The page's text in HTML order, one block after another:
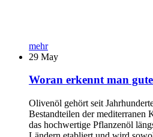
mehr
29 May
Woran erkennt man
Olivenöl gehört seit
Bestandteilen der mediterranen
das hochwertige Pflanzenöl